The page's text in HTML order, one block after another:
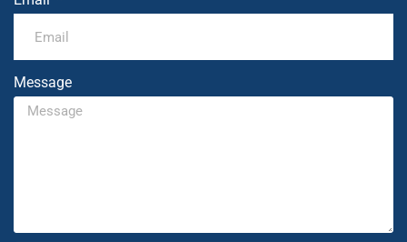
Message